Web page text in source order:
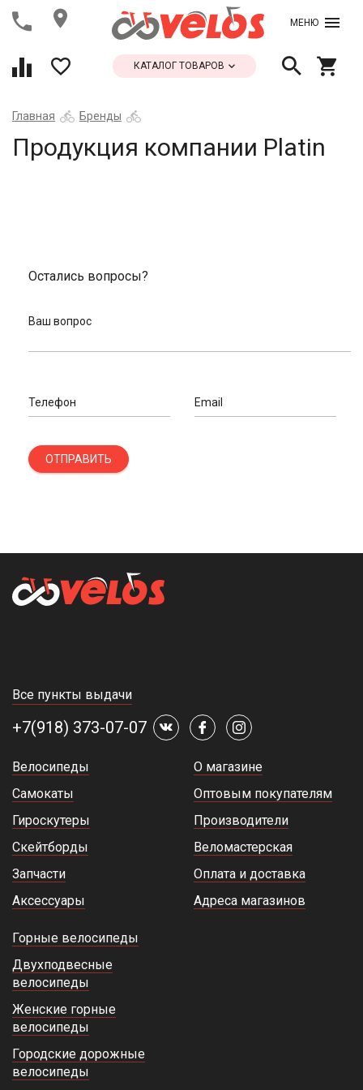
МЕНЮ
КАТАЛОГ ТОВАРОВ
Главная Бренды
Продукция компании Platin
Остались вопросы?
Ваш вопрос
Телефон Email
ОТПРАВИТЬ
Все пункты выдачи
+7(918) 373-07-07
Велосипеды
Самокаты
Гироскутеры
Скейтборды
Запчасти
Аксессуары
О магазине
Оптовым покупателям
Производители
Веломастерская
Оплата и доставка
Адреса магазинов
Горные велосипеды
Двухподвесные
велосипеды
Женские горные
велосипеды
Городские дорожные
велосипеды